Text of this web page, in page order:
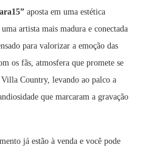
aposta em uma estética
artista mais madura e conectada
para valorizar a emoção das
os fãs, atmosfera que promete se
Country, levando ao palco a
que marcaram a gravação
já estão à venda e você pode